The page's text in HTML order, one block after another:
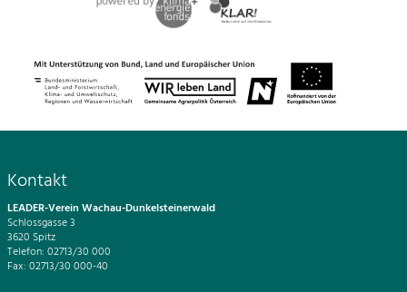
Kontakt
LEADER-Verein Wachau-Dunkelsteinerwald
Schlossgasse 3
3620 Spitz
Telefon: 02713/30 000
Fax: 02713/30 000-40